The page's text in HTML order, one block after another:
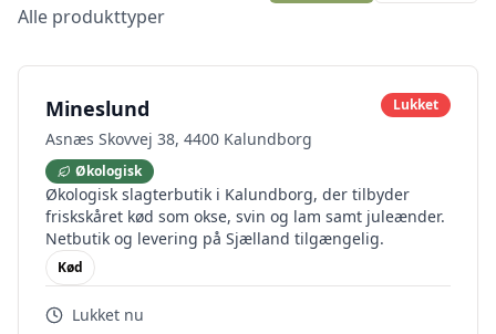
Alle produkttyper
Mineslund
Asnæs Skovvej 38, 4400 Kalundborg
Lukket
Økologisk
Økologisk slagterbutik i Kalundborg, der tilbyder
friskskåret kød som okse, svin og lam samt juleænder.
Netbutik og levering på Sjælland tilgængelig.
Kød
Lukket nu